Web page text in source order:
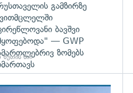
გამზირზე
ბავშვი
— GWP
ზომებს
წუთის წინ